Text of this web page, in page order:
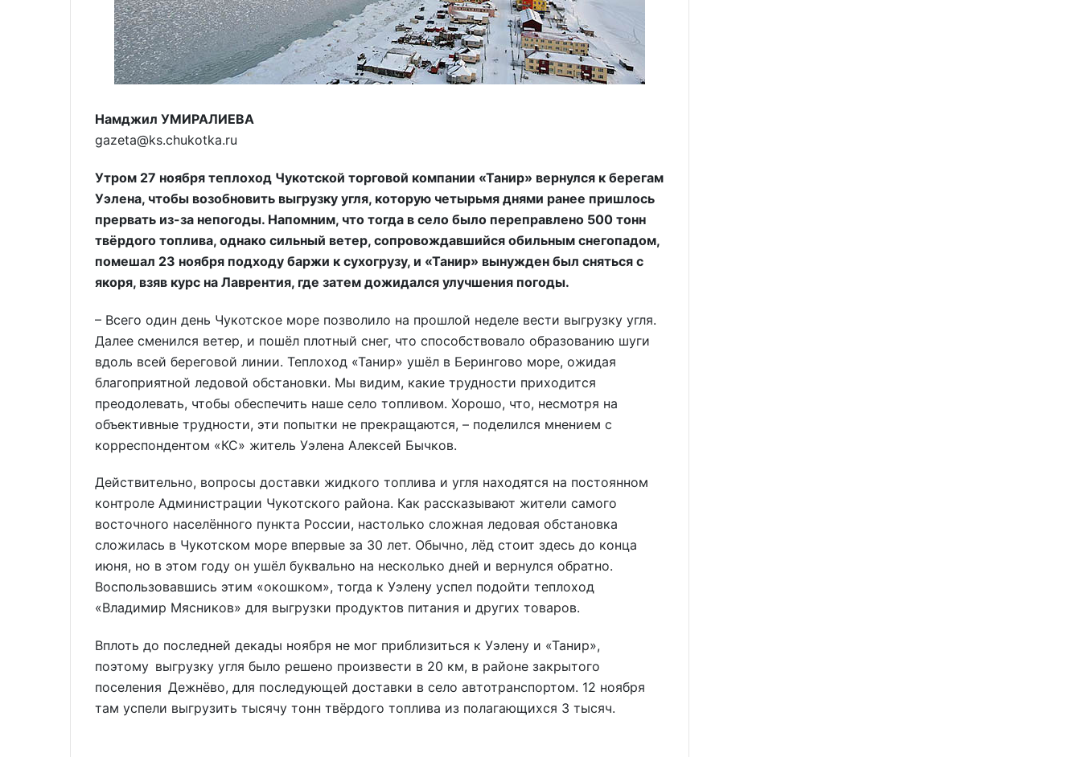
Намджил УМИРАЛИЕВА
gazeta@ks.chukotka.ru
Утром 27 ноября теплоход Чукотской торговой компании «Танир» вернулся к берегам
Уэлена, чтобы возобновить выгрузку угля, которую четырьмя днями ранее пришлось
прервать из-за непогоды. Напомним, что тогда в село было переправлено 500 тонн
твёрдого топлива, однако сильный ветер, сопровождавшийся обильным снегопадом,
помешал 23 ноября подходу баржи к сухогрузу, и «Танир» вынужден был сняться с
якоря, взяв курс на Лаврентия, где затем дожидался улучшения погоды.
– Всего один день Чукотское море позволило на прошлой неделе вести выгрузку угля.
Далее сменился ветер, и пошёл плотный снег, что способствовало образованию шуги
вдоль всей береговой линии. Теплоход «Танир» ушёл в Берингово море, ожидая
благоприятной ледовой обстановки. Мы видим, какие трудности приходится
преодолевать, чтобы обеспечить наше село топливом. Хорошо, что, несмотря на
объективные трудности, эти попытки не прекращаются, – поделился мнением с
корреспондентом «КС» житель Уэлена Алексей Бычков.
Действительно, вопросы доставки жидкого топлива и угля находятся на постоянном
контроле Администрации Чукотского района. Как рассказывают жители самого
восточного населённого пункта России, настолько сложная ледовая обстановка
сложилась в Чукотском море впервые за 30 лет. Обычно, лёд стоит здесь до конца
июня, но в этом году он ушёл буквально на несколько дней и вернулся обратно.
Воспользовавшись этим «окошком», тогда к Уэлену успел подойти теплоход
«Владимир Мясников» для выгрузки продуктов питания и других товаров.
Вплоть до последней декады ноября не мог приблизиться к Уэлену и «Танир»,
поэтому выгрузку угля было решено произвести в 20 км, в районе закрытого
поселения Дежнёво, для последующей доставки в село автотранспортом. 12 ноября
там успели выгрузить тысячу тонн твёрдого топлива из полагающихся 3 тысяч.